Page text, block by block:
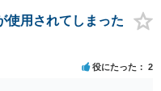
ません。相手にしない方が
害回復は現実的には難しい
使用されてしまった
役にたった 2